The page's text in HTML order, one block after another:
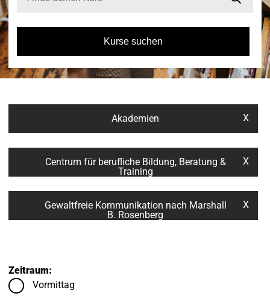
Kurse suchen
Akademien X
Centrum für berufliche Bildung, Beratung &
Training
X
Gewaltfreie Kommunikation nach Marshall
B. Rosenberg
X
Zeitraum:
Vormittag